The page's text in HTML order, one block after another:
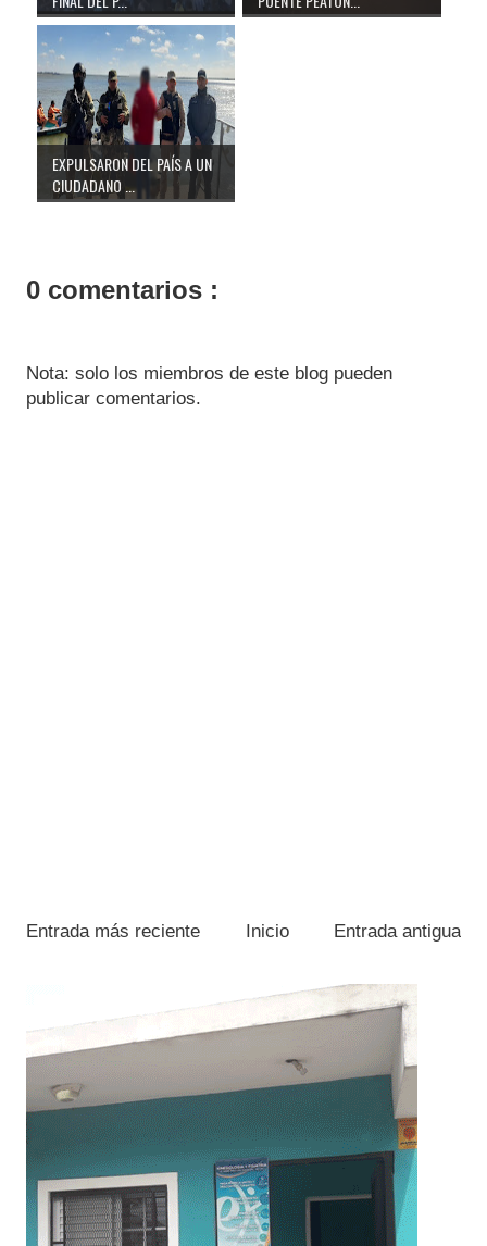
EXPULSARON DEL PAÍS A UN
CIUDADANO ...
0 comentarios :
Nota: solo los miembros de este blog pueden
publicar comentarios.
Entrada más reciente Entrada antigua
Inicio